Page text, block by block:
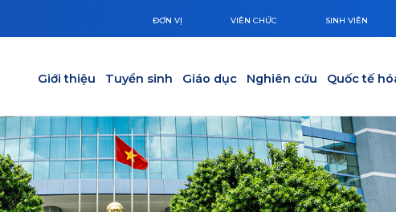
ĐƠN VỊ VIÊN CHỨC SINH VIÊN
Giới thiệu Tuyển sinh Giáo dục Nghiên cứu Quốc tế